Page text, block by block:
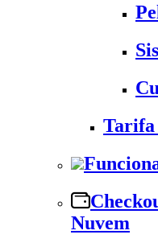
Tarifa
Nuvem